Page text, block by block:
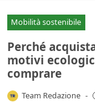
Mobilità sostenibile
Perché
motivi
comprare
Team Redazione -